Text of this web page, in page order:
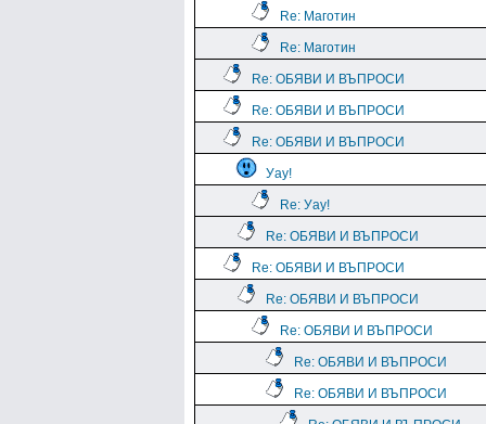
Re: Маготин
Re: Маготин
Re: ОБЯВИ И ВЪПРОСИ
Re: ОБЯВИ И ВЪПРОСИ
Re: ОБЯВИ И ВЪПРОСИ
Уау!
Re: Уау!
Re: ОБЯВИ И ВЪПРОСИ
Re: ОБЯВИ И ВЪПРОСИ
Re: ОБЯВИ И ВЪПРОСИ
Re: ОБЯВИ И ВЪПРОСИ
Re: ОБЯВИ И ВЪПРОСИ
Re: ОБЯВИ И ВЪПРОСИ